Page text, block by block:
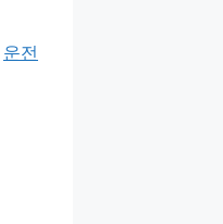
운전